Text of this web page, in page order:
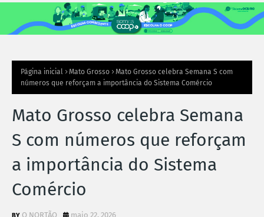
Página inicial Mato Grosso
Mato Grosso celebra Semana S com
números que reforçam a importância do Sistema Comércio
Mato Grosso celebra Semana
S com números que reforçam
a importância do Sistema
Comércio
O NORTÃO maio 22, 2026